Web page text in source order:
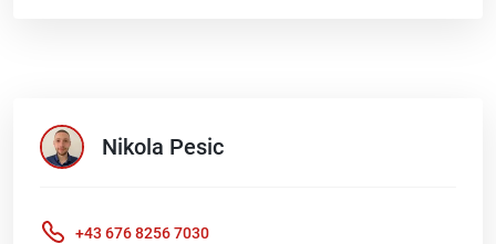
Nikola Pesic
+43 676 8256 7030